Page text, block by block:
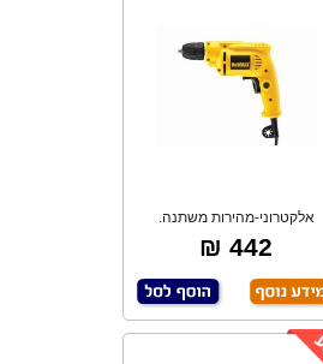
אלקטרוני-מהירות משתנה.
442 ₪